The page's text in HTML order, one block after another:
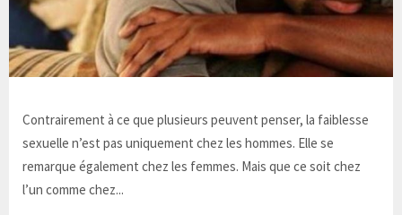
Contrairement à ce que plusieurs peuvent penser, la faiblesse
sexuelle n’est pas uniquement chez les hommes. Elle se
remarque également chez les femmes. Mais que ce soit chez
l’un comme chez...